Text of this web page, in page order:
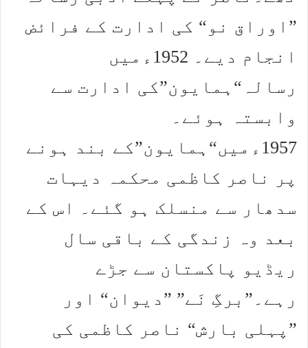
”اوراق نو“ کی ادارت کے فرائض
انجام دیے۔ 1952ءمیں
رسالہ“ہمایون”کی ادارت سے
وابستہ ہوئے۔
1957ءمیں“ہمایون”کے بند ہونے
پر ناصر کاظمی محکمہ دیہات
سدھار سے منسلک ہو گئے۔ اس کے
بعد وہ زندگی کے باقی سال
ریڈیو پاکستان سے جڑے
رہے۔”برگِ نَے” ”دیوان“ اور
”پہلی بارش“ ناصر کاظمی کی